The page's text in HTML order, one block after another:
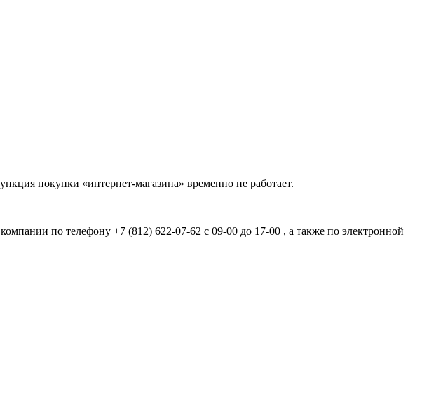
покупки «интернет-магазина» временно не работает.
по телефону +7 (812) 622-07-62 с 09-00 до 17-00 , а также по электронной